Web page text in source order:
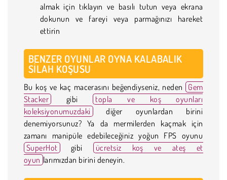
almak için tıklayın ve basılı tutun veya ekrana
dokunun ve fareyi veya parmağınızı hareket
ettirin
BENZER OYUNLAR OYNA KALABALIK
SILAH KOŞUSU
Bu koş ve kaç macerasını beğendiyseniz, neden Gem
Stacker
gibi topla ve koş oyunları
koleksiyonumuzdaki diğer oyunlardan birini
denemiyorsunuz? Ya da mermilerden kaçmak için
zamanı manipüle edebileceğiniz yoğun FPS oyunu
SuperHot gibi
ücretsiz koş ve ateş et
oyun larımızdan birini deneyin.